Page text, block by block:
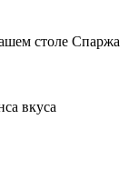
столе Спаржа
вкуса